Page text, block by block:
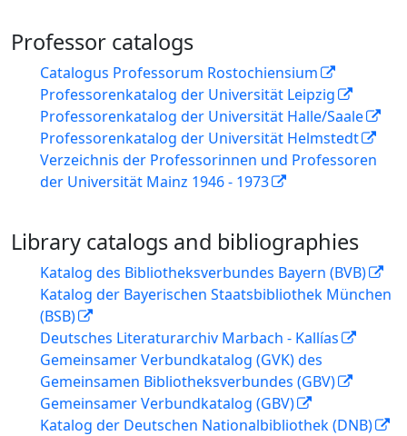
Professor catalogs
Catalogus Professorum Rostochiensium
Professorenkatalog der Universität Leipzig
Professorenkatalog der Universität Halle/Saale
Professorenkatalog der Universität Helmstedt
Verzeichnis der Professorinnen und Professoren
der Universität Mainz 1946 - 1973
Library catalogs and bibliographies
Katalog des Bibliotheksverbundes Bayern (BVB)
Katalog der Bayerischen Staatsbibliothek München
(BSB)
Deutsches Literaturarchiv Marbach - Kallías
Gemeinsamer Verbundkatalog (GVK) des
Gemeinsamen Bibliotheksverbundes (GBV)
Gemeinsamer Verbundkatalog (GBV)
Katalog der Deutschen Nationalbibliothek (DNB)